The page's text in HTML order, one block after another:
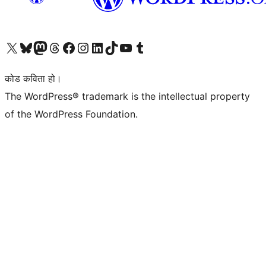
हाम्रो X (पहिले ट्विटर) खातामा जानुहोस्
हाम्रो Bluesky खाता भ्रमण गर्नुहोस्
हाम्रो म्यास्टोडन खाता भ्रमण गर्नुहोस्
हाम्रो थ्रेड्स खातामा जानुहोस्
हाम्रो फेसबुक पेजमा जानुहोस्
हाम्रो इन्स्टाग्राम खातामा जानुहोस्
हाम्रो लिङ्क्डइन खातामा जानुहोस्
हाम्रो TikTok खाता भ्रमण गर्नुहोस्
हाम्रो युट्युब च्यानलमा जानुहोस्
हाम्रो टम्बलर खाता भ्रमण गर्नुहोस्
कोड कविता हो।
The WordPress® trademark is the intellectual property
of the WordPress Foundation.